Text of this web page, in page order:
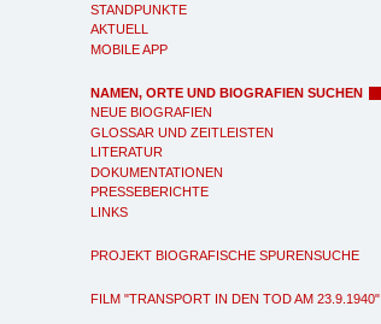
STANDPUNKTE
AKTUELL
MOBILE APP
NAMEN, ORTE UND BIOGRAFIEN SUCHEN
NEUE BIOGRAFIEN
GLOSSAR UND ZEITLEISTEN
LITERATUR
DOKUMENTATIONEN
PRESSEBERICHTE
LINKS
PROJEKT BIOGRAFISCHE SPURENSUCHE
FILM "TRANSPORT IN DEN TOD AM 23.9.1940"